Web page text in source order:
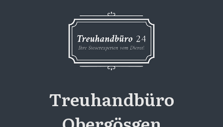
Treuhandbüro